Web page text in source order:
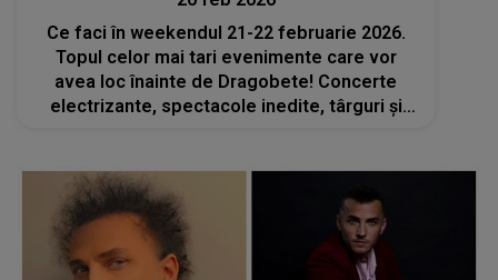
Ce faci în weekendul 21-22 februarie 2026.
Topul celor mai tari evenimente care vor
avea loc înainte de Dragobete! Concerte
electrizante, spectacole inedite, târguri și